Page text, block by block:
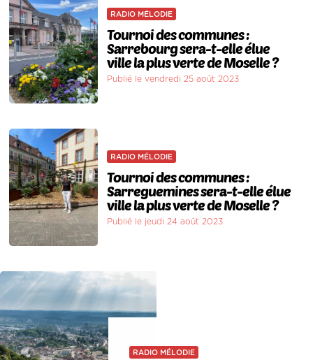
RADIO MÉLODIE
Tournoi des communes :
Sarrebourg sera-t-elle élue
ville la plus verte de Moselle ?
Publié le vendredi 25 août 2023
RADIO MÉLODIE
Tournoi des communes :
Sarreguemines sera-t-elle élue
ville la plus verte de Moselle ?
Publié le jeudi 24 août 2023
RADIO MÉLODIE